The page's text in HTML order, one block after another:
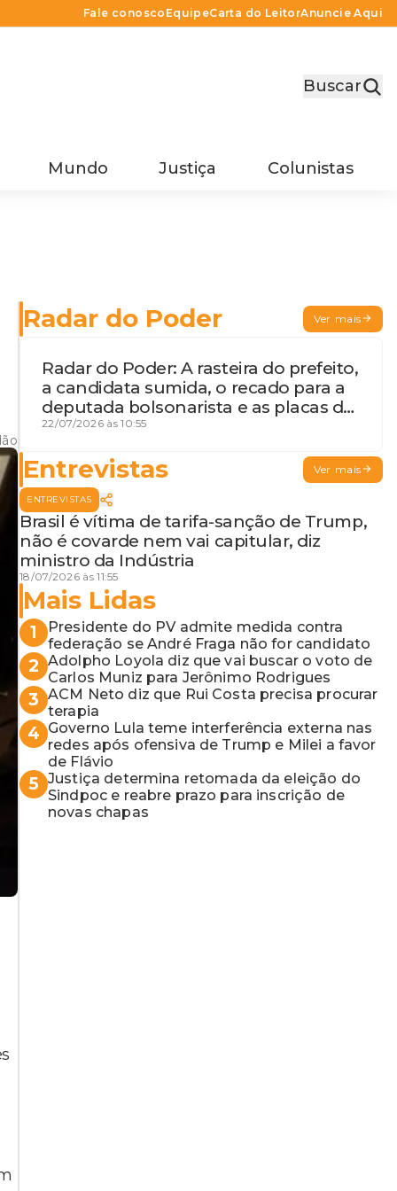
Fale conosco EquipeCarta do LeitorAnuncie Aqui
Buscar
Mundo Justiça Colunistas
Radar do Poder Ver mais
Radar do Poder: A rasteira do prefeito,
a candidata sumida, o recado para a
deputada bolsonarista e as placas da
discórdia
22/07/2026 às 10:55
Entrevistas Ver mais
ENTREVISTAS
Brasil é vítima de tarifa-sanção de Trump,
não é covarde nem vai capitular, diz
ministro da Indústria
18/07/2026 às 11:55
Mais Lidas
1
Presidente do PV admite medida contra
federação se André Fraga não for candidato
2 Adolpho Loyola diz que vai buscar o voto de
Carlos Muniz para Jerônimo Rodrigues
3 ACM Neto diz que Rui Costa precisa procurar
terapia
4 Governo Lula teme interferência externa nas
redes após ofensiva de Trump e Milei a favor
de Flávio
5 Justiça determina retomada da eleição do
Sindpoc e reabre prazo para inscrição de
novas chapas